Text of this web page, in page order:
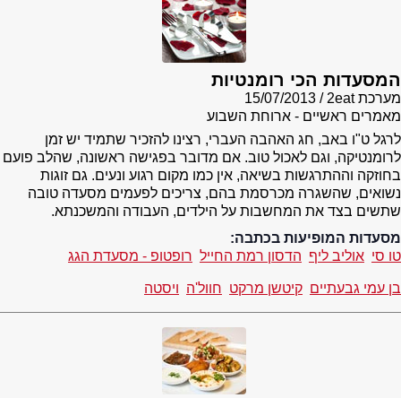
המסעדות הכי רומנטיות
מערכת 2eat
15/07/2013
מאמרים ראשיים - ארוחת השבוע
לרגל ט"ו באב, חג האהבה העברי, רצינו להזכיר שתמיד יש זמן
לרומנטיקה, וגם לאכול טוב. אם מדובר בפגישה ראשונה, שהלב פועם
בחוזקה וההתרגשות בשיאה, אין כמו מקום רגוע ונעים. גם זוגות
נשואים, שהשגרה מכרסמת בהם, צריכים לפעמים מסעדה טובה
שתשים בצד את המחשבות על הילדים, העבודה והמשכנתא.
מסעדות המופיעות בכתבה:
טו סי אוליב ליף הדסון רמת החייל רופטופ - מסעדת הגג
בן עמי גבעתיים קיטשן מרקט חוול'ה ויסטה